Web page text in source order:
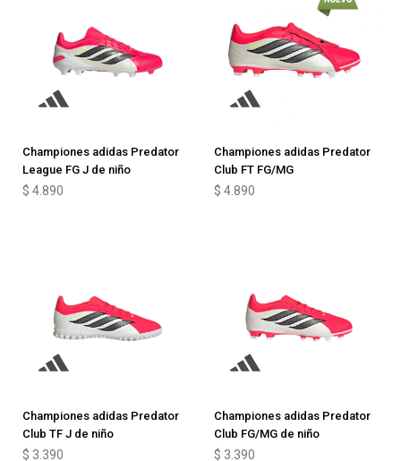
Championes adidas Predator
League FG J de niño
$ 4.890
Championes adidas Predator
Club FT FG/MG
$ 4.890
Championes adidas Predator
Club TF J de niño
$ 3.390
Championes adidas Predator
Club FG/MG de niño
$ 3.390